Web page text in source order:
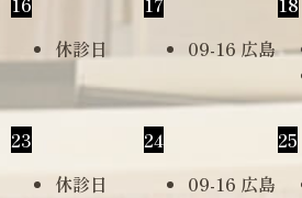
休診日
09-16 広島
23
休診日
24
09-16 広島
25